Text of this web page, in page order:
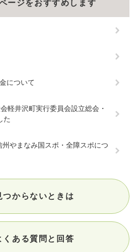
ージをおすすめします
について
軽井沢町実行委員会設立総会・
た
やまなみ国スポ・全障スポにつ
つからないときは
くある質問と回答